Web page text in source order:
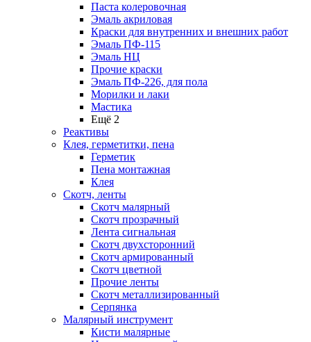
Паста колеровочная
Эмаль акриловая
Краски для внутренних и внешних работ
Эмаль ПФ-115
Эмаль НЦ
Прочие краски
Эмаль ПФ-226, для пола
Морилки и лаки
Мастика
Ещё 2
Реактивы
Клея, герметитки, пена
Герметик
Пена монтажная
Клея
Скотч, ленты
Скотч малярный
Скотч прозрачный
Лента сигнальная
Скотч двухсторонний
Скотч армированный
Скотч цветной
Прочие ленты
Скотч металлизированный
Серпянка
Малярный инструмент
Кисти малярные